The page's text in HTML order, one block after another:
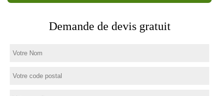
Demande de devis gratuit